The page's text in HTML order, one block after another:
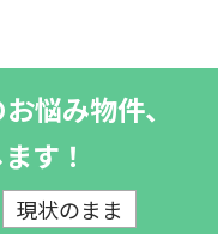
悩み物件、
す！
現状のまま